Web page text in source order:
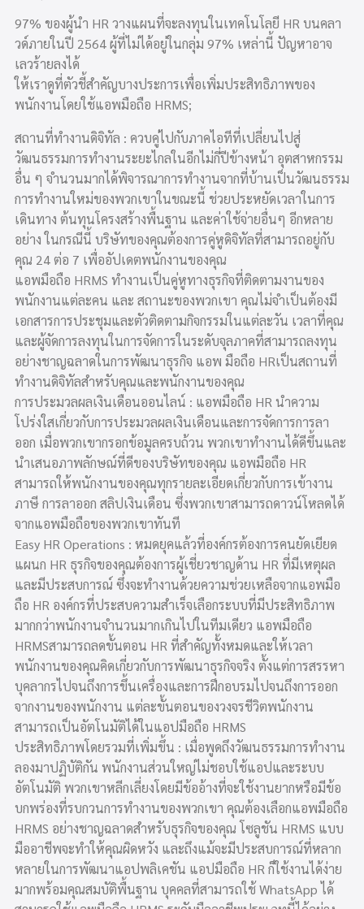
97% ของผู้นำ HR วางแผนที่จะลงทุนในเทคโนโลยี HR บนคลา
วด์ภายในปี 2564 ผู้ที่ไม่ได้อยู่ในกลุ่ม 97% เหล่านี้ ปัญหาอาจ
เลวร้ายลงได้
ให้เราดูที่ตัวชี้สำคัญบางประการเพื่อเพิ่มประสิทธิภาพของ
พนักงานโดยใช้แอพมือถือ HRMS;
สถานที่ทำงานดิจิทัล : ควบคู่ไปกับภาคไอทีที่เปลี่ยนไปสู่
วัฒนธรรมการทำงานระยะไกลในอีกไม่กี่ปีข้างหน้า อุตสาหกรรม
อื่น ๆ จำนวนมากได้พิจารณาการทำงานจากที่บ้านเป็นวัฒนธรรม
การทำงานใหม่ของพวกเขาในขณะนี้ ช่วยประหยัดเวลาในการ
เดินทาง ต้นทุนโครงสร้างพื้นฐาน และค่าใช้จ่ายอื่นๆ อีกหลาย
อย่าง ในกรณีนี้ บริษัทของคุณต้องการคู่หูดิจิทัลที่สามารถอยู่กับ
คุณ 24 ต่อ 7 เพื่ออัปเดตพนักงานของคุณ
แอพมือถือ HRMS ทำงานเป็นคู่หูทางธุรกิจที่ติดตามงานของ
พนักงานแต่ละคน และ สถานะของพวกเขา คุณไม่จำเป็นต้องมี
เอกสารการประชุมและตัวติดตามกิจกรรมในแต่ละวัน เวลาที่คุณ
และผู้จัดการลงทุนในการจัดการในระดับจุลภาคที่สามารถลงทุน
อย่างชาญฉลาดในการพัฒนาธุรกิจ แอพ มือถือ HRเป็นสถานที่
ทำงานดิจิทัลสำหรับคุณและพนักงานของคุณ
การประมวลผลเงินเดือนออนไลน์ : แอพมือถือ HR นำความ
โปร่งใสเกี่ยวกับการประมวลผลเงินเดือนและการจัดการการลา
ออก เมื่อพวกเขากรอกข้อมูลครบถ้วน พวกเขาทำงานได้ดีขึ้นและ
นำเสนอภาพลักษณ์ที่ดีของบริษัทของคุณ แอพมือถือ HR
สามารถให้พนักงานของคุณทุกรายละเอียดเกี่ยวกับการเข้างาน
ภาษี การลาออก สลิปเงินเดือน ซึ่งพวกเขาสามารถดาวน์โหลดได้
จากแอพมือถือของพวกเขาทันที
Easy HR Operations : หมดยุคแล้วที่องค์กรต้องการคนยัดเยียด
แผนก HR ธุรกิจของคุณต้องการผู้เชี่ยวชาญด้าน HR ที่มีเหตุผล
และมีประสบการณ์ ซึ่งจะทำงานด้วยความช่วยเหลือจากแอพมือ
ถือ HR องค์กรที่ประสบความสำเร็จเลือกระบบที่มีประสิทธิภาพ
มากกว่าพนักงานจำนวนมากเกินไปในทีมเดียว แอพมือถือ
HRMSสามารถลดขั้นตอน HR ที่สำคัญทั้งหมดและให้เวลา
พนักงานของคุณคิดเกี่ยวกับการพัฒนาธุรกิจจริง ตั้งแต่การสรรหา
บุคลากรไปจนถึงการขึ้นเครื่องและการฝึกอบรมไปจนถึงการออก
จากงานของพนักงาน แต่ละขั้นตอนของวงจรชีวิตพนักงาน
สามารถเป็นอัตโนมัติได้ในแอปมือถือ HRMS
ประสิทธิภาพโดยรวมที่เพิ่มขึ้น : เมื่อพูดถึงวัฒนธรรมการทำงาน
ลองมาปฏิบัติกัน พนักงานส่วนใหญ่ไม่ชอบใช้แอปและระบบ
อัตโนมัติ พวกเขาหลีกเลี่ยงโดยมีข้ออ้างที่จะใช้งานยากหรือมีข้อ
บกพร่องที่รบกวนการทำงานของพวกเขา คุณต้องเลือกแอพมือถือ
HRMS อย่างชาญฉลาดสำหรับธุรกิจของคุณ โซลูชัน HRMS แบบ
มืออาชีพจะทำให้คุณผิดหวัง และถึงแม้จะมีประสบการณ์ที่หลาก
หลายในการพัฒนาแอปพลิเคชัน แอปมือถือ HR ก็ใช้งานได้ง่าย
มากพร้อมคุณสมบัติพื้นฐาน บุคคลที่สามารถใช้ WhatsApp ได้